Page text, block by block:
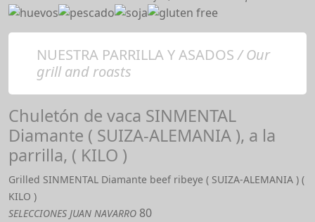
NUESTRA PARRILLA Y ASADOS/ Our
grill and roasts
Chuletón de vaca SINMENTAL
Diamante ( SUIZA-ALEMANIA ), a la
parrilla, ( KILO )
Grilled SINMENTAL Diamante beef ribeye ( SUIZA-ALEMANIA ) (
KILO )
SELECCIONES JUAN NAVARRO 80